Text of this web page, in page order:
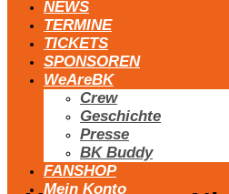
NEWS
TERMINE
TICKETS
SPONSOREN
WeAreBK
Crew
Geschichte
Presse
BK Buddy
FANSHOP
Mein Konto